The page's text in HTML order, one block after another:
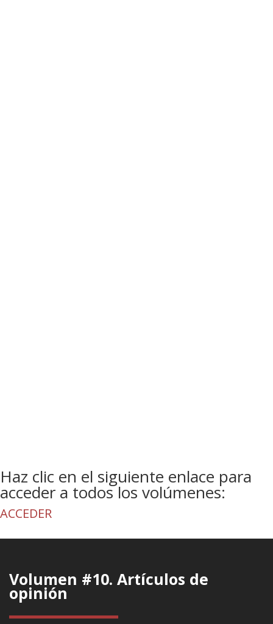
Haz clic en el siguiente enlace para
acceder a todos los volúmenes:
ACCEDER
Volumen #10. Artículos de
opinión